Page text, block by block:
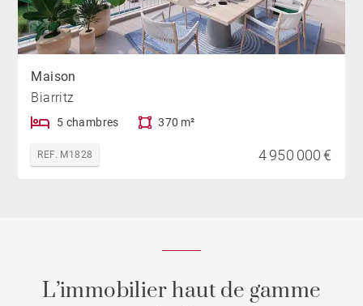
Maison
Biarritz
5 chambres 370 m²
REF. M1828 4 950 000 €
L’immobilier haut de gamme